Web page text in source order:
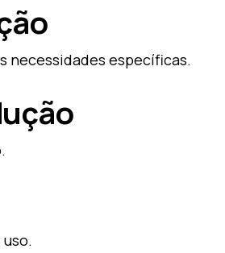
necessidades específicas.